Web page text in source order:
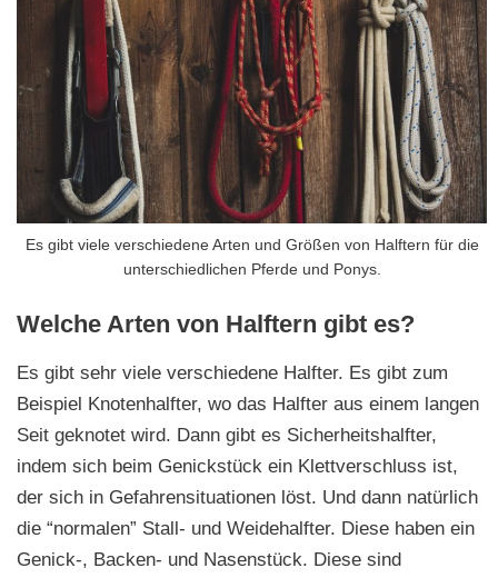
Es gibt viele verschiedene Arten und Größen von Halftern für die
unterschiedlichen Pferde und Ponys.
Welche Arten von Halftern gibt es?
Es gibt sehr viele verschiedene Halfter. Es gibt zum
Beispiel Knotenhalfter, wo das Halfter aus einem langen
Seit geknotet wird. Dann gibt es Sicherheitshalfter,
indem sich beim Genickstück ein Klettverschluss ist,
der sich in Gefahrensituationen löst. Und dann natürlich
die “normalen” Stall- und Weidehalfter. Diese haben ein
Genick-, Backen- und Nasenstück. Diese sind